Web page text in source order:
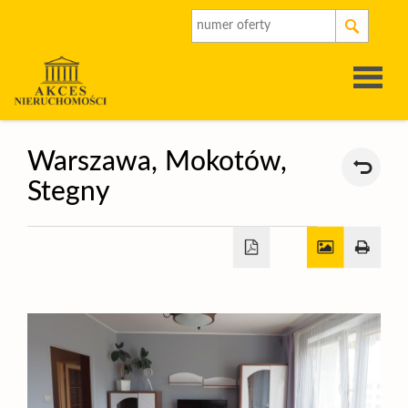
firmie
Oferty
Warszawa, Mokotów,
Stegny